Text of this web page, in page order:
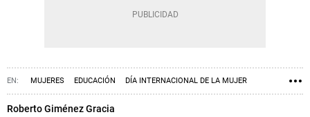
MUJERES EDUCACIÓN DÍA INTERNACIONAL DE LA MUJER
Roberto Giménez Gracia